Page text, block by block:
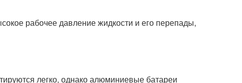
рабочее давление жидкости и его перепады,
легко, однако алюминиевые батареи